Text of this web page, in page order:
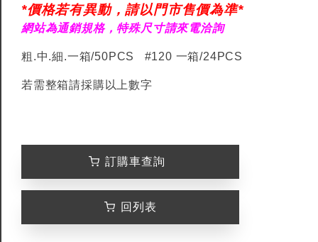
*價格若有異動，請以門市售價為準*
網站為通銷規格，特殊尺寸請來電洽詢
粗.中.細.一箱/50PCS #120 一箱/24PCS
若需整箱請採購以上數字
訂購車查詢
回列表